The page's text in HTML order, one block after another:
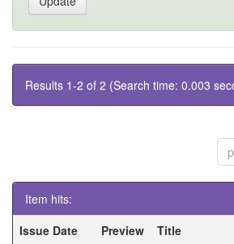
Results 1-2 of 2 (Search time: 0.003
Item hits:
Issue Date
Preview Title